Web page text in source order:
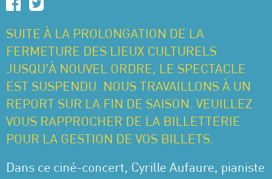
SUITE À LA PROLONGATION DE LA
FERMETURE DES LIEUX CULTURELS
JUSQU'À NOUVEL ORDRE, LE SPECTACLE
EST SUSPENDU. NOUS TRAVAILLONS À UN
REPORT SUR LA FIN DE SAISON. VEUILLEZ
VOUS RAPPROCHER DE LA BILLETTERIE
POUR LA GESTION DE VOS BILLETS.
Dans ce ciné-concert, Cyrille Aufaure, pianiste